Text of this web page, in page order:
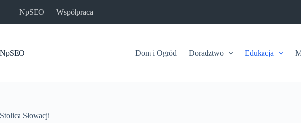
NpSEO Współpraca
NpSEO Dom i Ogród Doradztwo Edukacja
Stolica Słowacji